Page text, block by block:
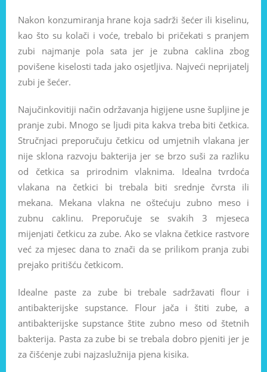
Nakon konzumiranja hrane koja sadrži šećer ili kiselinu,
kao što su kolači i voće, trebalo bi pričekati s pranjem
zubi najmanje pola sata jer je zubna caklina zbog
povišene kiselosti tada jako osjetljiva. Najveći neprijatelj
zubi je šećer.
Najučinkovitiji način održavanja higijene usne šupljine je
pranje zubi. Mnogo se ljudi pita kakva treba biti četkica.
Stručnjaci preporučuju četkicu od umjetnih vlakana jer
nije sklona razvoju bakterija jer se brzo suši za razliku
od četkica sa prirodnim vlaknima. Idealna tvrdoća
vlakana na četkici bi trebala biti srednje čvrsta ili
mekana. Mekana vlakna ne oštećuju zubno meso i
zubnu caklinu. Preporučuje se svakih 3 mjeseca
mijenjati četkicu za zube. Ako se vlakna četkice rastvore
već za mjesec dana to znači da se prilikom pranja zubi
prejako pritišću četkicom.
Idealne paste za zube bi trebale sadržavati flour i
antibakterijske supstance. Flour jača i štiti zube, a
antibakterijske supstance štite zubno meso od štetnih
bakterija. Pasta za zube bi se trebala dobro pjeniti jer je
za čišćenje zubi najzaslužnija pjena kisika.